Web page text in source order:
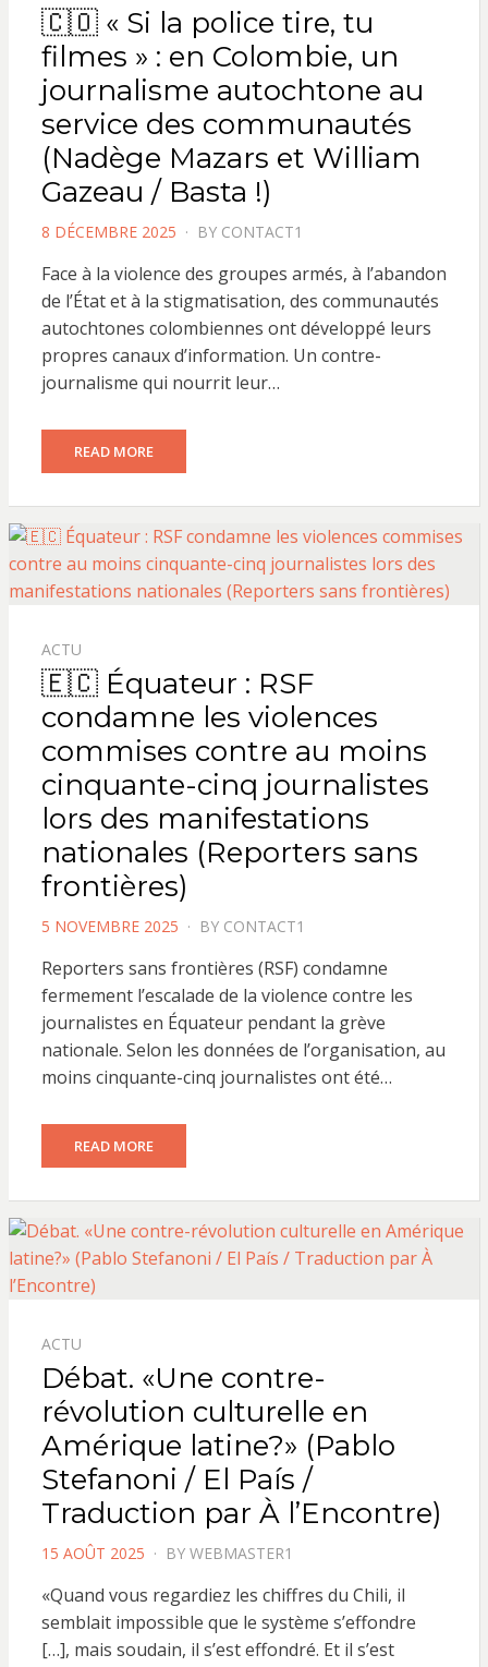
🇨🇴 « Si la police tire, tu
filmes » : en Colombie, un
journalisme autochtone au
service des communautés
(Nadège Mazars et William
Gazeau / Basta !)
POSTED
8 DÉCEMBRE 2025 BY CONTACT1
Face à la violence des groupes armés, à l’abandon
de l’État et à la stigmatisation, des communautés
autochtones colombiennes ont développé leurs
propres canaux d’information. Un contre-
journalisme qui nourrit leur…
READ MORE
ACTU
🇪🇨 Équateur : RSF
condamne les violences
commises contre au moins
cinquante-cinq journalistes
lors des manifestations
nationales (Reporters sans
frontières)
POSTED
5 NOVEMBRE 2025 BY CONTACT1
Reporters sans frontières (RSF) condamne
fermement l’escalade de la violence contre les
journalistes en Équateur pendant la grève
nationale. Selon les données de l’organisation, au
moins cinquante-cinq journalistes ont été…
READ MORE
ACTU
Débat. «Une contre-
révolution culturelle en
Amérique latine?» (Pablo
Stefanoni / El País /
Traduction par À l’Encontre)
POSTED
15 AOÛT 2025 BY WEBMASTER1
«Quand vous regardiez les chiffres du Chili, il
semblait impossible que le système s’effondre
[…], mais soudain, il s’est effondré. Et il s’est